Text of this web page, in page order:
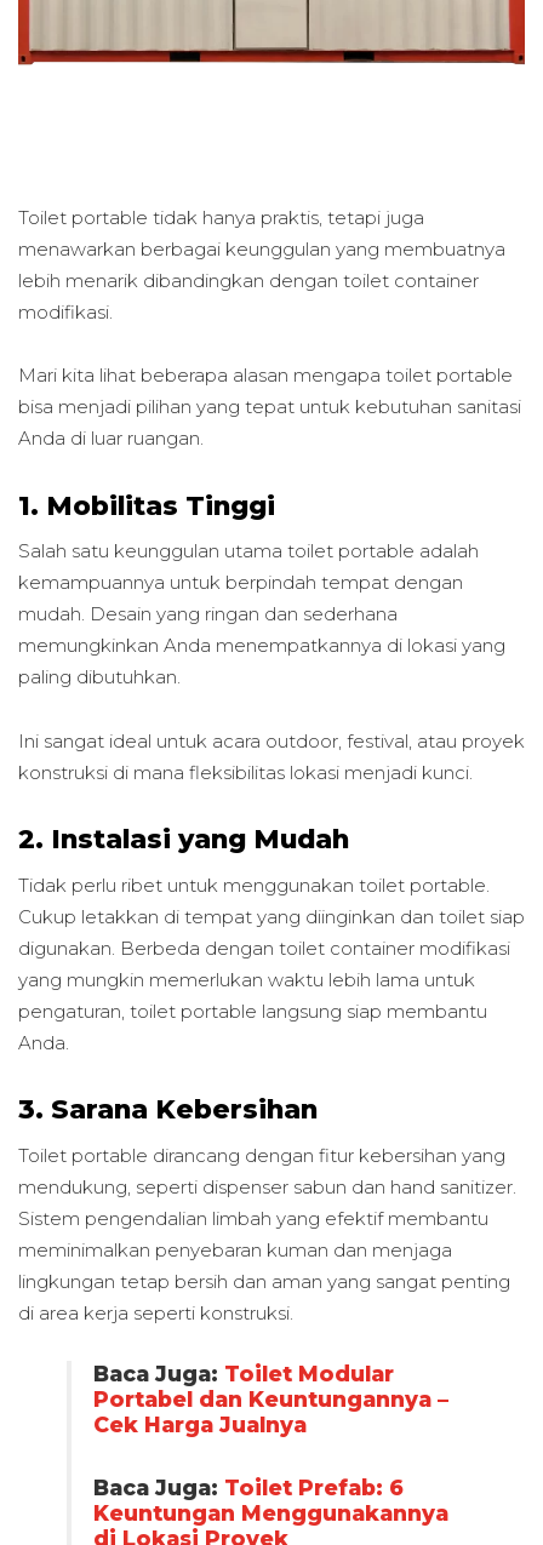
Toilet portable tidak hanya praktis, tetapi juga
menawarkan berbagai keunggulan yang membuatnya
lebih menarik dibandingkan dengan toilet container
modifikasi.
Mari kita lihat beberapa alasan mengapa toilet portable
bisa menjadi pilihan yang tepat untuk kebutuhan sanitasi
Anda di luar ruangan.
1. Mobilitas Tinggi
Salah satu keunggulan utama toilet portable adalah
kemampuannya untuk berpindah tempat dengan
mudah. Desain yang ringan dan sederhana
memungkinkan Anda menempatkannya di lokasi yang
paling dibutuhkan.
Ini sangat ideal untuk acara outdoor, festival, atau proyek
konstruksi di mana fleksibilitas lokasi menjadi kunci.
2. Instalasi yang Mudah
Tidak perlu ribet untuk menggunakan toilet portable.
Cukup letakkan di tempat yang diinginkan dan toilet siap
digunakan. Berbeda dengan toilet container modifikasi
yang mungkin memerlukan waktu lebih lama untuk
pengaturan, toilet portable langsung siap membantu
Anda.
3. Sarana Kebersihan
Toilet portable dirancang dengan fitur kebersihan yang
mendukung, seperti dispenser sabun dan hand sanitizer.
Sistem pengendalian limbah yang efektif membantu
meminimalkan penyebaran kuman dan menjaga
lingkungan tetap bersih dan aman yang sangat penting
di area kerja seperti konstruksi.
Baca Juga: Toilet Modular
Portabel dan Keuntungannya –
Cek Harga Jualnya
Baca Juga: Toilet Prefab: 6
Keuntungan Menggunakannya
di Lokasi Proyek